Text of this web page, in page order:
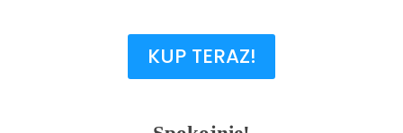
KUP TERAZ!